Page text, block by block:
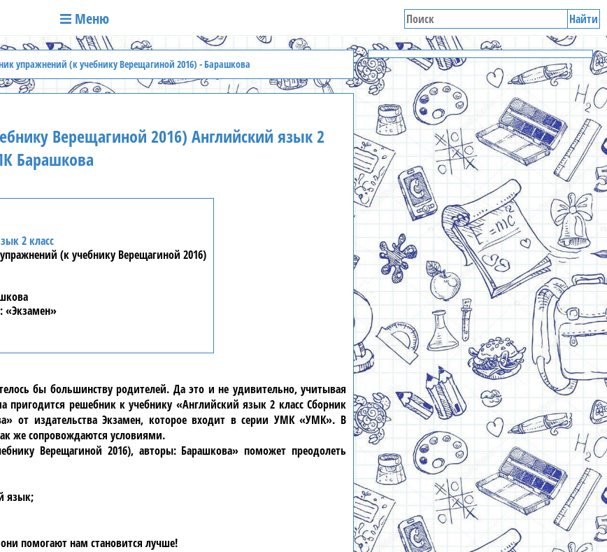
Меню Найти
упражнений (к учебнику Верещагиной 2016) - Барашкова
Верещагиной 2016) Английский язык 2
Барашкова
2 класс
(к учебнику Верещагиной 2016)
«Экзамен»
бы большинству родителей. Да это и не удивительно, учитывая
решебник к учебнику «Английский язык 2 класс Сборник
от издательства Экзамен, которое входит в серии УМК «УМК». В
же сопровождаются условиями.
Верещагиной 2016), авторы: Барашкова» поможет преодолеть
язык;
помогают нам становится лучше!